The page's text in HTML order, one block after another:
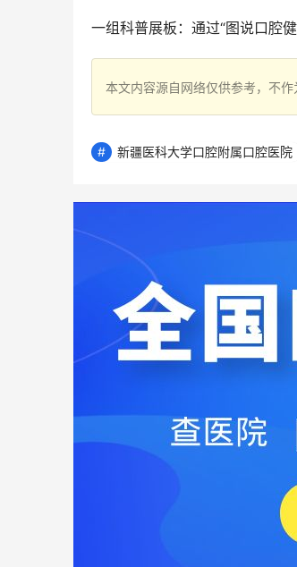
一组科普展板：通过“图说口腔
本文内容源自网络仅供参考，不
新疆医科大学口腔附属口腔医院